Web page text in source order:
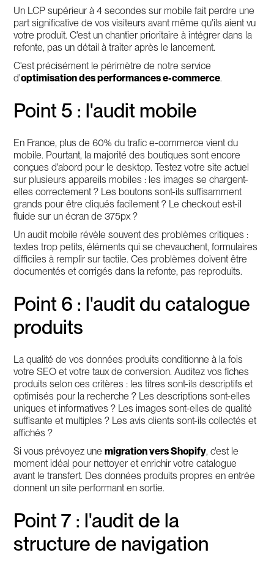
Un LCP supérieur à 4 secondes sur mobile fait perdre une
part significative de vos visiteurs avant même qu'ils aient vu
votre produit. C'est un chantier prioritaire à intégrer dans la
refonte, pas un détail à traiter après le lancement.
C'est précisément le périmètre de notre service
d'optimisation des performances e-commerce.
Point 5 : l'audit mobile
En France, plus de 60% du trafic e-commerce vient du
mobile. Pourtant, la majorité des boutiques sont encore
conçues d'abord pour le desktop. Testez votre site actuel
sur plusieurs appareils mobiles : les images se chargent-
elles correctement ? Les boutons sont-ils suffisamment
grands pour être cliqués facilement ? Le checkout est-il
fluide sur un écran de 375px ?
Un audit mobile révèle souvent des problèmes critiques :
textes trop petits, éléments qui se chevauchent, formulaires
difficiles à remplir sur tactile. Ces problèmes doivent être
documentés et corrigés dans la refonte, pas reproduits.
Point 6 : l'audit du catalogue
produits
La qualité de vos données produits conditionne à la fois
votre SEO et votre taux de conversion. Auditez vos fiches
produits selon ces critères : les titres sont-ils descriptifs et
optimisés pour la recherche ? Les descriptions sont-elles
uniques et informatives ? Les images sont-elles de qualité
suffisante et multiples ? Les avis clients sont-ils collectés et
affichés ?
Si vous prévoyez unemigration vers Shopify, c'est le
moment idéal pour nettoyer et enrichir votre catalogue
avant le transfert. Des données produits propres en entrée
donnent un site performant en sortie.
Point 7 : l'audit de la
structure de navigation